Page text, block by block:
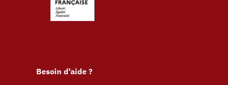
Besoin d'aide ?